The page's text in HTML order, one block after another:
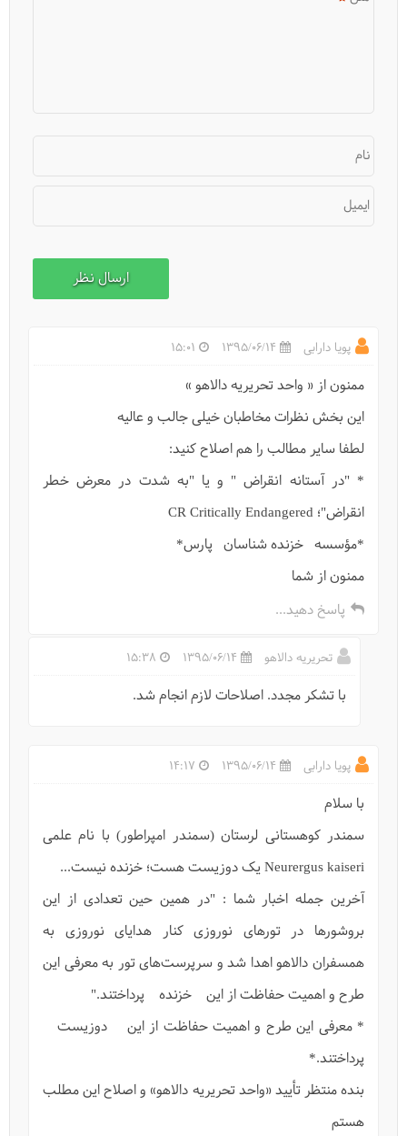
نام
ایمیل
پویا دارابی 1395/06/14
15:01
ممنون از « واحد تحریریه دالاهو »
این بخش نظرات مخاطبان خیلی جالب و عالیه
لطفا سایر مطالب را هم اصلاح کنید:
* "در آستانه انقراض " و یا "به شدت در معرض خطر
انقراض"؛ CR Critically Endangered
*مؤسسه خزنده شناسان پارس*
ممنون از شما
پاسخ دهید...
تحریریه دالاهو 1395/06/14
15:38
با تشکر مجدد. اصلاحات لازم انجام شد.
پویا دارابی 1395/06/14
14:17
با سلام
سمندر کوهستانی لرستان (سمندر امپراطور) با نام علمی
Neurergus kaiseri یک دوزیست هست؛ خزنده نیست...
آخرین جمله اخبار شما : "در همین حین تعدادی از این
بروشورها در تورهای نوروزی کنار هدایای نوروزی به
همسفران دالاهو اهدا شد و سرپرست‌های تور به معرفی این
طرح و اهمیت حفاظت از این خزنده پرداختند."
* معرفی این طرح و اهمیت حفاظت از این دوزیست
پرداختند.*
بنده منتظر تأیید «واحد تحریریه دالاهو» و اصلاح این مطلب
هستم